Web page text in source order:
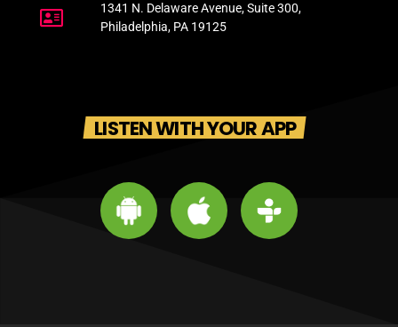
1341 N. Delaware Avenue, Suite 300,
Philadelphia, PA 19125
LISTEN WITH YOUR APP